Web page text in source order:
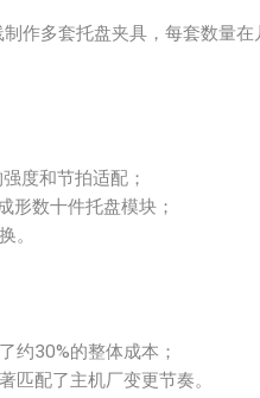
作多套托盘夹具，每套数量
度和节拍适配；
形数十件托盘模块；
。
约30%的整体成本；
匹配了主机厂变更节奏。